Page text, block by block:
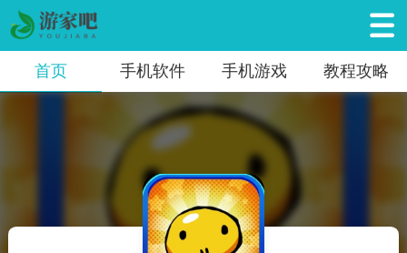
首页 手机软件 手机游戏 教程攻略